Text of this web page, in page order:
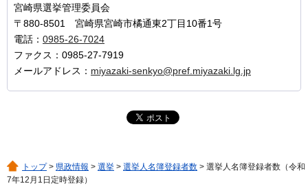
宮崎県選挙管理委員会
〒880-8501 宮崎県宮崎市橘通東2丁目10番1号
電話： 0985-26-7024
ファクス：0985-27-7919
メールアドレス： miyazaki-senkyo@pref.miyazaki.lg.jp
トップ> 県政情報 > 選挙 > 選挙人名簿登録者数 > 選挙人名簿登録者数（令和
7年12月1日定時登録）